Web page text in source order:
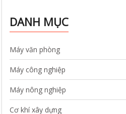
DANH MỤC
Máy văn phòng
Máy công nghiệp
Máy nông nghiệp
Cơ khí xây dựng